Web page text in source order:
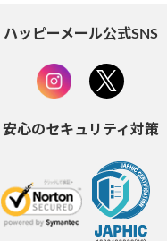
ハッピーメール公式SNS
安心のセキュリティ対策